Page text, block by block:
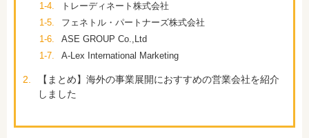
1-4.
トレーディネート株式会社
1-5.
フェネトル・パートナーズ株式会社
1-6.
ASE GROUP Co.,Ltd
1-7.
A-Lex International Marketing
2.
【まとめ】海外の事業展開におすすめの営業会社を紹介
しました